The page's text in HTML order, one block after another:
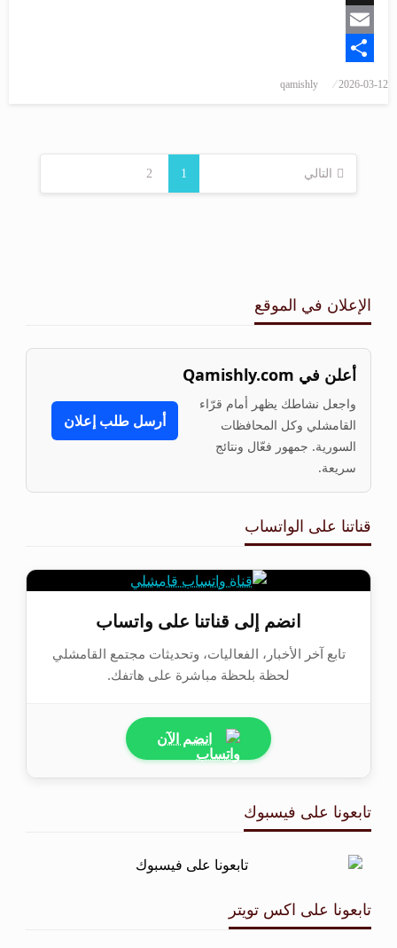
Snapchat
Email
2026-03-12
qamishly
1
2 التالي
الإعلان في الموقع
أعلن في Qamishly.com
واجعل نشاطك يظهر أمام قرّاء
القامشلي وكل المحافظات
السورية. جمهور فعّال ونتائج
سريعة.
أرسل طلب إعلان
قناتنا على الواتساب
انضم إلى قناتنا على واتساب
تابع آخر الأخبار، الفعاليات، وتحديثات مجتمع القامشلي
لحظة بلحظة مباشرة على هاتفك.
انضم الآن
تابعونا على فيسبوك
تابعونا على اكس تويتر